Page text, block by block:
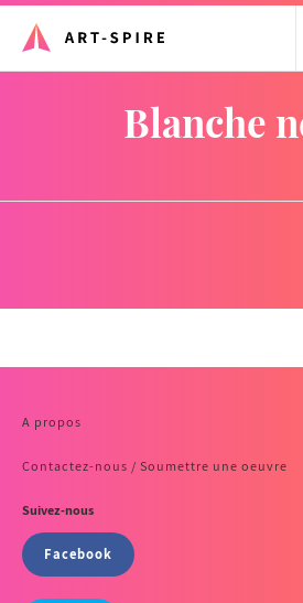
blanche
A propos
Contactez-nous / Soumettre une oeuvre
Suivez-nous
Facebook